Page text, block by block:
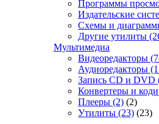
Программы
Издательские
Схемы и
Другие утилиты
Мультимедиа
Видеоредакторы
Аудиоредакторы
Запись CD и DVD
Конвертеры и
Плееры (2) (2)
Утилиты (23) (23)